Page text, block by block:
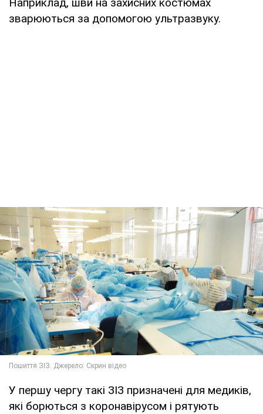
Наприклад, шви на захисних костюмах
зварюються за допомогою ультразвуку.
У першу чергу такі ЗІЗ призначені для медиків,
які борються з коронавірусом і рятують